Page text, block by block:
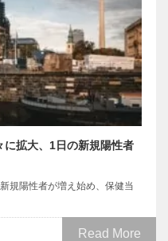
に拡大、1日の新規陽性者
規陽性者が増え始め、保健当
Read More